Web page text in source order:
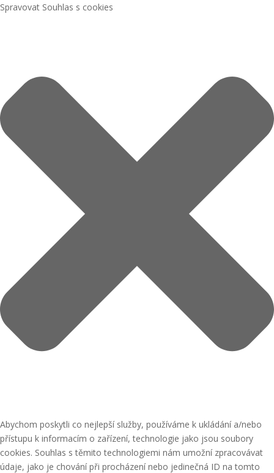
Spravovat Souhlas s cookies
Abychom poskytli co nejlepší služby, používáme k ukládání a/nebo
přístupu k informacím o zařízení, technologie jako jsou soubory
cookies. Souhlas s těmito technologiemi nám umožní zpracovávat
údaje, jako je chování při procházení nebo jedinečná ID na tomto